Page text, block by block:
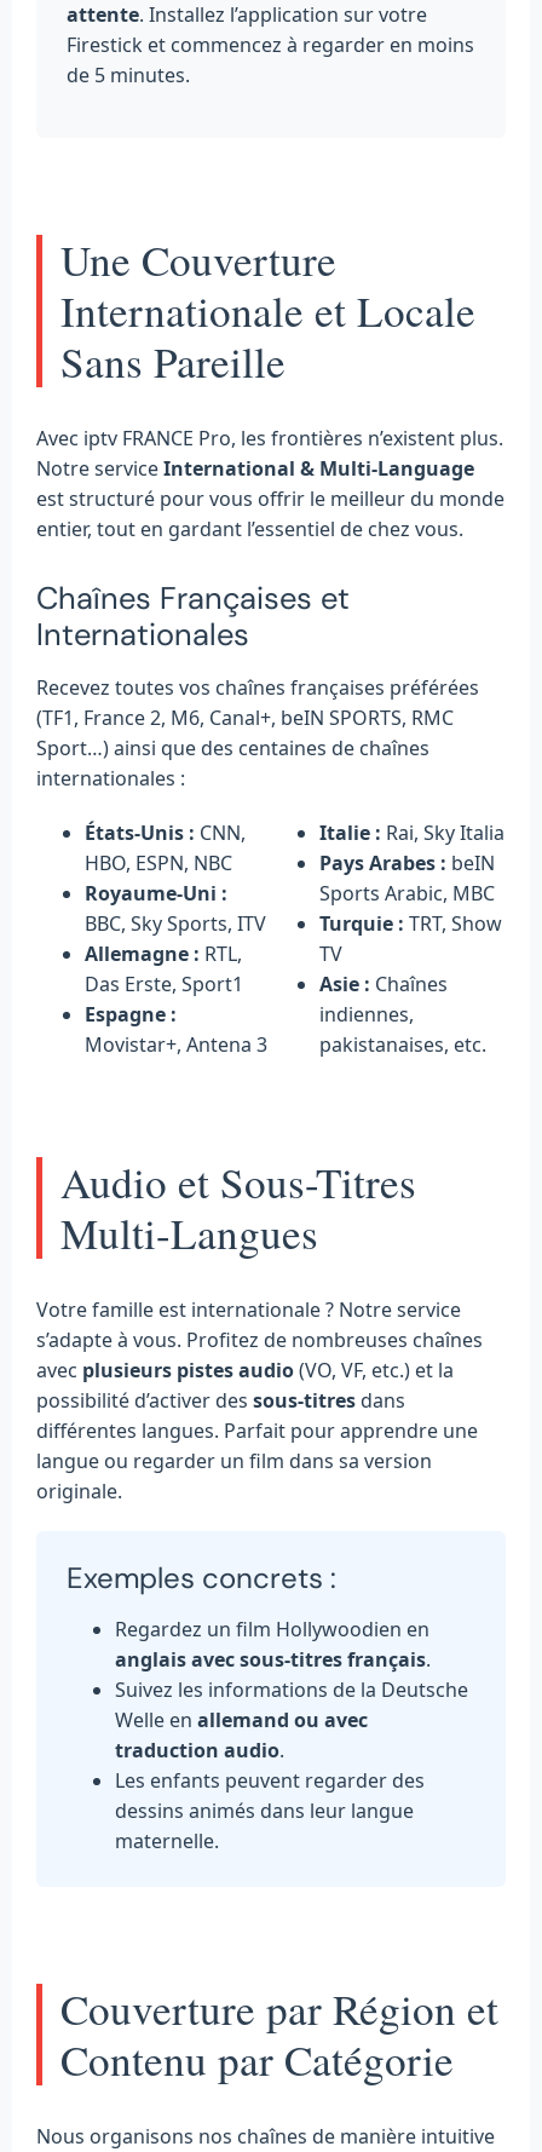
attente. Installez l’application sur votre
Firestick et commencez à regarder en moins
de 5 minutes.
Une Couverture
Internationale et Locale
Sans Pareille
Avec iptv FRANCE Pro, les frontières n’existent plus.
Notre serviceInternational & Multi-Language
est structuré pour vous offrir le meilleur du monde
entier, tout en gardant l’essentiel de chez vous.
Chaînes Françaises et
Internationales
Recevez toutes vos chaînes françaises préférées
(TF1, France 2, M6, Canal+, beIN SPORTS, RMC
Sport…) ainsi que des centaines de chaînes
internationales :
États-Unis : CNN,
HBO, ESPN, NBC
Royaume-Uni :
BBC, Sky Sports, ITV
Allemagne : RTL,
Das Erste, Sport1
Espagne :
Movistar+, Antena 3
Italie : Rai, Sky Italia
Pays Arabes : beIN
Sports Arabic, MBC
Turquie : TRT, Show
TV
Asie : Chaînes
indiennes,
pakistanaises, etc.
Audio et Sous-Titres
Multi-Langues
Votre famille est internationale ? Notre service
s’adapte à vous. Profitez de nombreuses chaînes
avec plusieurs pistes audio(VO, VF, etc.) et la
possibilité d’activer des sous-titresdans
différentes langues. Parfait pour apprendre une
langue ou regarder un film dans sa version
originale.
Exemples concrets :
Regardez un film Hollywoodien en
anglais avec sous-titres français.
Suivez les informations de la Deutsche
Welle en allemand ou avec
traduction audio.
Les enfants peuvent regarder des
dessins animés dans leur langue
maternelle.
Couverture par Région et
Contenu par Catégorie
Nous organisons nos chaînes de manière intuitive